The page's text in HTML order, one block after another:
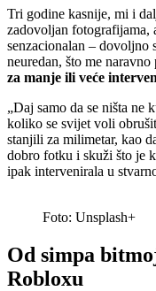
Tri godine kasnije, mi i
zadovoljan fotografijama,
senzacionalan – dovoljno
neuredan, što me
za manje ili veće
„Daj samo da se ništa ne
koliko se svijet voli
stanjili za milimetar, kao
dobro fotku i skuži što je
ipak intervenirala u
Foto: Unsplash+
Od simpa
Robloxu